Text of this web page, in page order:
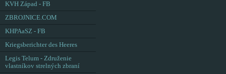
KVH Západ - FB
ZBROJNICE.COM
KHPAaSZ - FB
Kriegsberichter des Heeres
Legis Telum - Združenie
vlastníkov strelných zbraní